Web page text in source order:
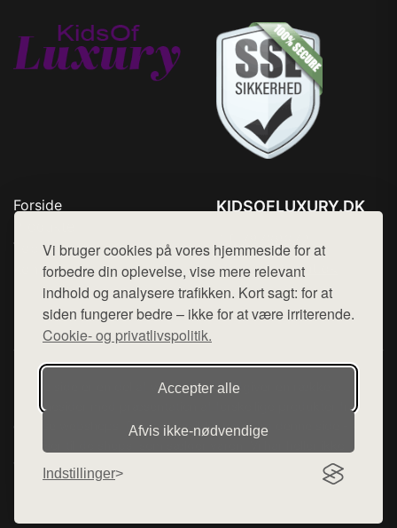
Vi bruger cookies på vores hjemmeside for at
forbedre din oplevelse, vise mere relevant
indhold og analysere trafikken. Kort sagt: for at
siden fungerer bedre – ikke for at være irriterende.
Cookie- og privatlivspolitik.
Accepter alle
Afvis ikke‑nødvendige
Indstillinger
Forside
Top Rabatter
Kontakt
KIDSOFLUXURY.DK
Mail: hej@want.dk
Cookie- og privatlivspolitik
Denne side er en del af want.dk, der udgiver en række
hjemmesider med præsentation af forskellige produkter fra
diverse webshops. Der sælges ikke varer fra denne side - vi
henviser til de shops, som sælger varen. Vi har heller ikke
varerne på lager.